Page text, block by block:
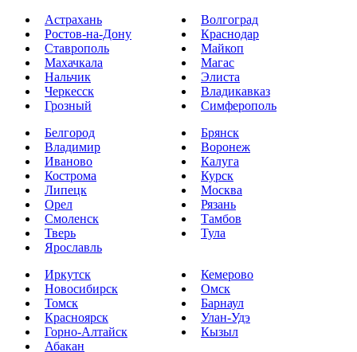
Астрахань
Волгоград
Ростов-на-Дону
Краснодар
Ставрополь
Майкоп
Махачкала
Магас
Нальчик
Элиста
Черкесск
Владикавказ
Грозный
Симферополь
Белгород
Брянск
Владимир
Воронеж
Иваново
Калуга
Кострома
Курск
Липецк
Москва
Орел
Рязань
Смоленск
Тамбов
Тверь
Тула
Ярославль
Иркутск
Кемерово
Новосибирск
Омск
Томск
Барнаул
Красноярск
Улан-Удэ
Горно-Алтайск
Кызыл
Абакан